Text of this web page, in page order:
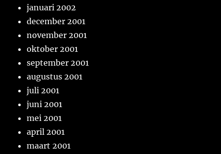
januari 2002
december 2001
november 2001
oktober 2001
september 2001
augustus 2001
juli 2001
juni 2001
mei 2001
april 2001
maart 2001